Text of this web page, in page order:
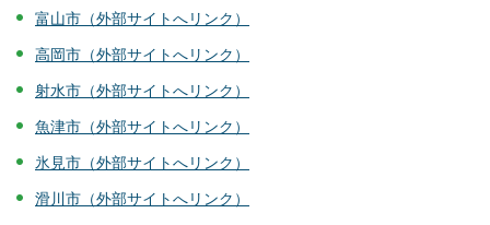
富山市（外部サイトへリンク）
高岡市（外部サイトへリンク）
射水市（外部サイトへリンク）
魚津市（外部サイトへリンク）
氷見市（外部サイトへリンク）
滑川市（外部サイトへリンク）